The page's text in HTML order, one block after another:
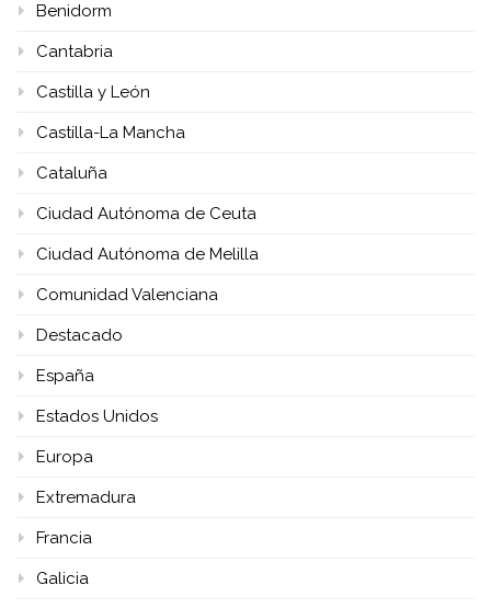
Benidorm
Cantabria
Castilla y León
Castilla-La Mancha
Cataluña
Ciudad Autónoma de Ceuta
Ciudad Autónoma de Melilla
Comunidad Valenciana
Destacado
España
Estados Unidos
Europa
Extremadura
Francia
Galicia